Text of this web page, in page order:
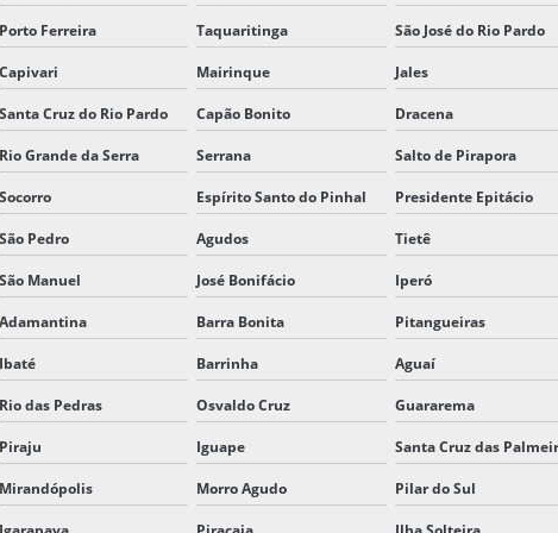
Porto Ferreira Taquaritinga São José do Rio Pardo
Capivari Mairinque Jales
Santa Cruz do Rio Pardo Capão Bonito Dracena
Rio Grande da Serra Serrana Salto de Pirapora
Socorro Espírito Santo do Pinhal Presidente Epitácio
São Pedro Agudos Tietê
São Manuel José Bonifácio Iperó
Adamantina Barra Bonita Pitangueiras
Ibaté Barrinha Aguaí
Rio das Pedras Osvaldo Cruz Guararema
Piraju Iguape Santa Cruz das
Mirandópolis Morro Agudo Pilar do Sul